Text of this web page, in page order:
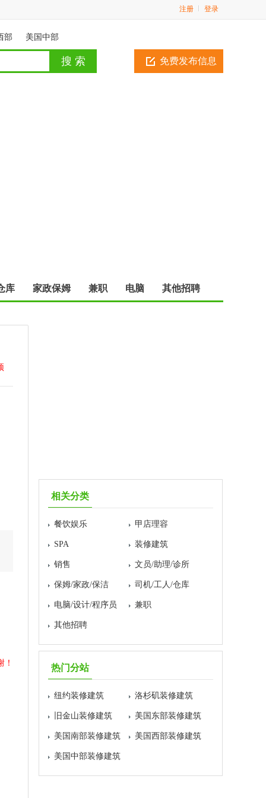
登录
注册
免费发布信息
部 美国中部
库 家政保姆 兼职 电脑 其他招聘
！
相关分类
餐饮娱乐 甲店理容
SPA 装修建筑
销售 文员/助理/诊所
保姆/家政/保洁 司机/工人/仓库
电脑/设计/程序员 兼职
其他招聘
热门分站
纽约装修建筑 洛杉矶装修建筑
旧金山装修建筑 美国东部装修建筑
美国南部装修建筑 美国西部装修建筑
美国中部装修建筑